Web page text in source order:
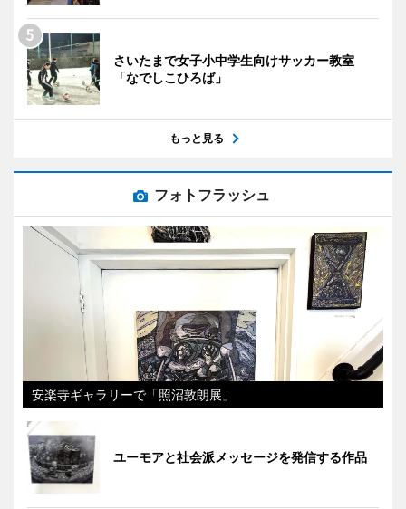
さいたまで女子小中学生向けサッカー教室
「なでしこひろば」
もっと見る
フォトフラッシュ
安楽寺ギャラリーで「照沼敦朗展」
ユーモアと社会派メッセージを発信する作品